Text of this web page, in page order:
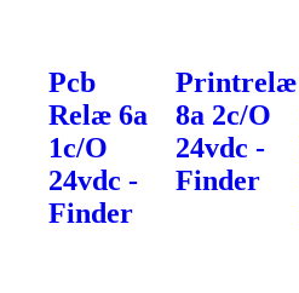
Pcb
Relæ 6a
1c/O
24vdc -
Finder
Printrelæ
8a 2c/O
24vdc -
Finder